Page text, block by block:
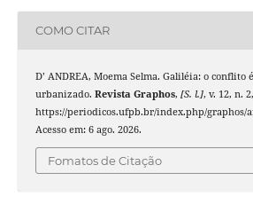
COMO CITAR
D’ ANDREA, Moema Selma. Galiléia: o conflito
urbanizado. Revista Graphos, [S. l.], v. 12, n.
https://periodicos.ufpb.br/index.php/graphos/
Acesso em: 6 ago. 2026.
Fomatos de Citação